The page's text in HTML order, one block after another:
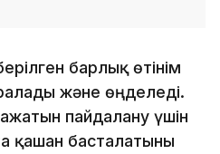
барлық өтінім
және өңделеді.
пайдалану үшін
қашан басталатыны